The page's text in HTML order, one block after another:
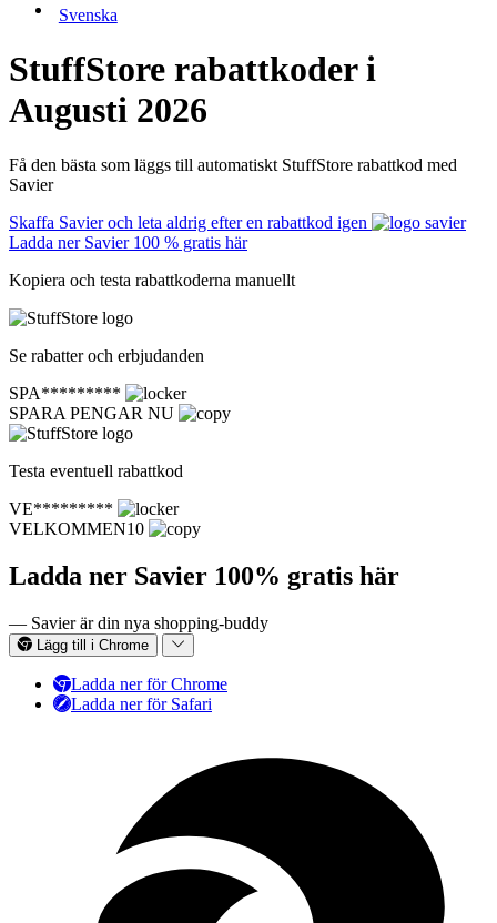
Svenska
StuffStore rabattkoder i
Augusti 2026
Få den bästa som läggs till automatiskt StuffStore rabattkod med
Savier
Skaffa Savier och leta aldrig efter en rabattkod igen
Ladda ner Savier 100 % gratis här
Kopiera och testa rabattkoderna manuellt
Se rabatter och erbjudanden
SPA*********
SPARA PENGAR NU
Testa eventuell rabattkod
VE*********
VELKOMMEN10
Ladda ner Savier 100% gratis här
— Savier är din nya shopping-buddy
Lägg till i Chrome
Ladda ner för Chrome
Ladda ner för Safari